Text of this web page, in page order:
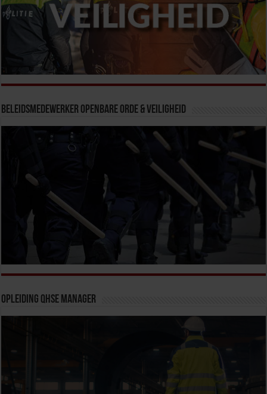
Beleidsmedewerker Openbare Orde & Veiligheid
Opleiding QHSE Manager